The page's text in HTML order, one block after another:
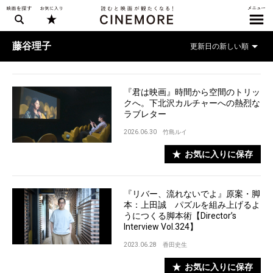
藤谷理子
『君は映画』時間から空間のトリッ
クへ。下北沢カルチャーへの熱烈な
ラブレター
2026.06.30 竹島ルイ
お気に入りに保存
『リバー、流れないでよ』原案・脚
本：上田誠 パズルを組み上げるよ
うにつくる脚本術【Director’s
Interview Vol.324】
2023.06.28 香田史生
お気に入りに保存